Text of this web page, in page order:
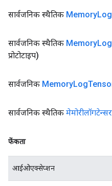
सार्वजनिक स्थैतिक MemoryLog
सार्वजनिक स्थैतिक MemoryLog
प्रोटोटाइप)
सार्वजनिक MemoryLog
सार्वजनिक स्थैतिक
फेंकता
आईओएक्सेप्शन